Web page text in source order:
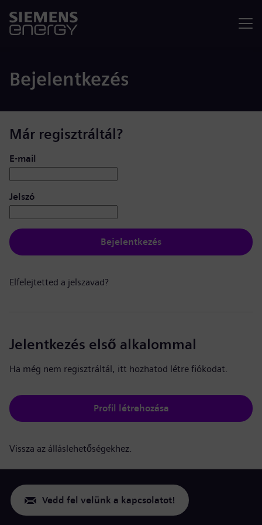
Bejelentkezés
Már regisztráltál?
Bejelentkezés: felhasználó és jelszó
E-mail
Jelszó
Bejelentkezés
Elfelejtetted a jelszavad?
Jelentkezés első alkalommal
Ha még nem regisztráltál, itt hozhatod létre fiókodat.
Profil létrehozása
Vissza az álláslehetőségekhez.
Vedd fel velünk a kapcsolatot!